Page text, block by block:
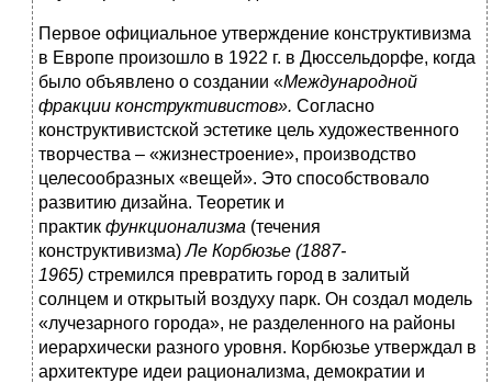
Первое официальное утверждение конструктивизма
в Европе произошло в 1922 г. в Дюссельдорфе, когда
было объявлено о создании «Международной
фракции конструктивистов». Согласно
конструктивистской эстетике цель художественного
творчества – «жизнестроение», производство
целесообразных «вещей». Это способствовало
развитию дизайна. Теоретик и
практик функционализма (течения
конструктивизма)Ле Корбюзье (1887-
1965) стремился превратить город в залитый
солнцем и открытый воздуху парк. Он создал модель
«лучезарного города», не разделенного на районы
иерархически разного уровня. Корбюзье утверждал в
архитектуре идеи рационализма, демократии и